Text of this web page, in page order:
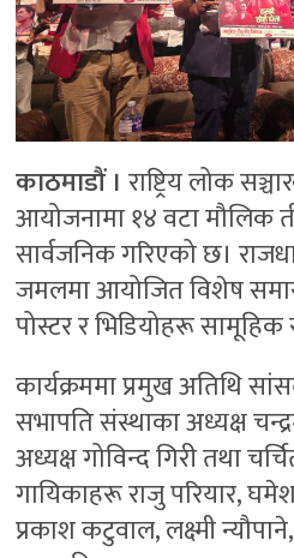
काठमाडौं ।राष्ट्रिय लोक
आयोजनामा १४ वटा
सार्वजनिक गरिएको छ।
जमलमा आयोजित विशेष
पोस्टर र भिडियोहरू सामूहिक
कार्यक्रममा प्रमुख अतिथि
सभापति संस्थाका अध्यक्ष
अध्यक्ष गोविन्द गिरी तथा
गायिकाहरू राजु परियार,
प्रकाश कटुवाल, लक्ष्मी